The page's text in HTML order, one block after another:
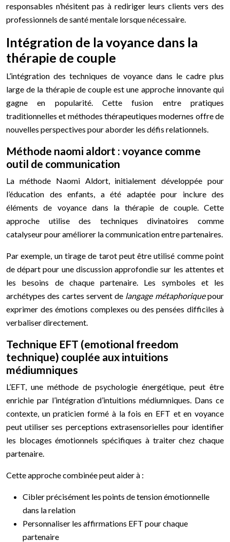
responsables n’hésitent pas à rediriger leurs clients vers des
professionnels de santé mentale lorsque nécessaire.
Intégration de la voyance dans la
thérapie de couple
L’intégration des techniques de voyance dans le cadre plus
large de la thérapie de couple est une approche innovante qui
gagne en popularité. Cette fusion entre pratiques
traditionnelles et méthodes thérapeutiques modernes offre de
nouvelles perspectives pour aborder les défis relationnels.
Méthode naomi aldort : voyance comme
outil de communication
La méthode Naomi Aldort, initialement développée pour
l’éducation des enfants, a été adaptée pour inclure des
éléments de voyance dans la thérapie de couple. Cette
approche utilise des techniques divinatoires comme
catalyseur pour améliorer la communication entre partenaires.
Par exemple, un tirage de tarot peut être utilisé comme point
de départ pour une discussion approfondie sur les attentes et
les besoins de chaque partenaire. Les symboles et les
archétypes des cartes servent de langage métaphoriquepour
exprimer des émotions complexes ou des pensées difficiles à
verbaliser directement.
Technique EFT (emotional freedom
technique) couplée aux intuitions
médiumniques
L’EFT, une méthode de psychologie énergétique, peut être
enrichie par l’intégration d’intuitions médiumniques. Dans ce
contexte, un praticien formé à la fois en EFT et en voyance
peut utiliser ses perceptions extrasensorielles pour identifier
les blocages émotionnels spécifiques à traiter chez chaque
partenaire.
Cette approche combinée peut aider à :
Cibler précisément les points de tension émotionnelle
dans la relation
Personnaliser les affirmations EFT pour chaque
partenaire